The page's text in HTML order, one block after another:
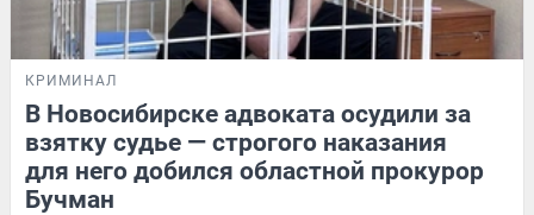
КРИМИНАЛ
В Новосибирске адвоката осудили за
взятку судье — строгого наказания
для него добился областной прокурор
Бучман